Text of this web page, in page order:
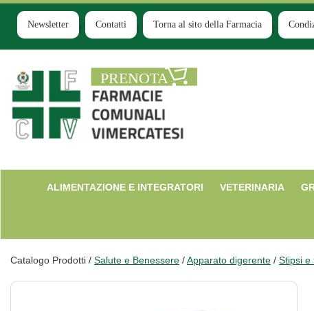
Passa
contenuto
principale
Newsletter Contatti Torna al sito della Farmacia
Farmacia
Comunale
ALIMENTAZIONE E INTEGRATORI VETERINARIA
Catalogo Prodotti / Salute e Benessere /Apparato digerente / Stipsi e